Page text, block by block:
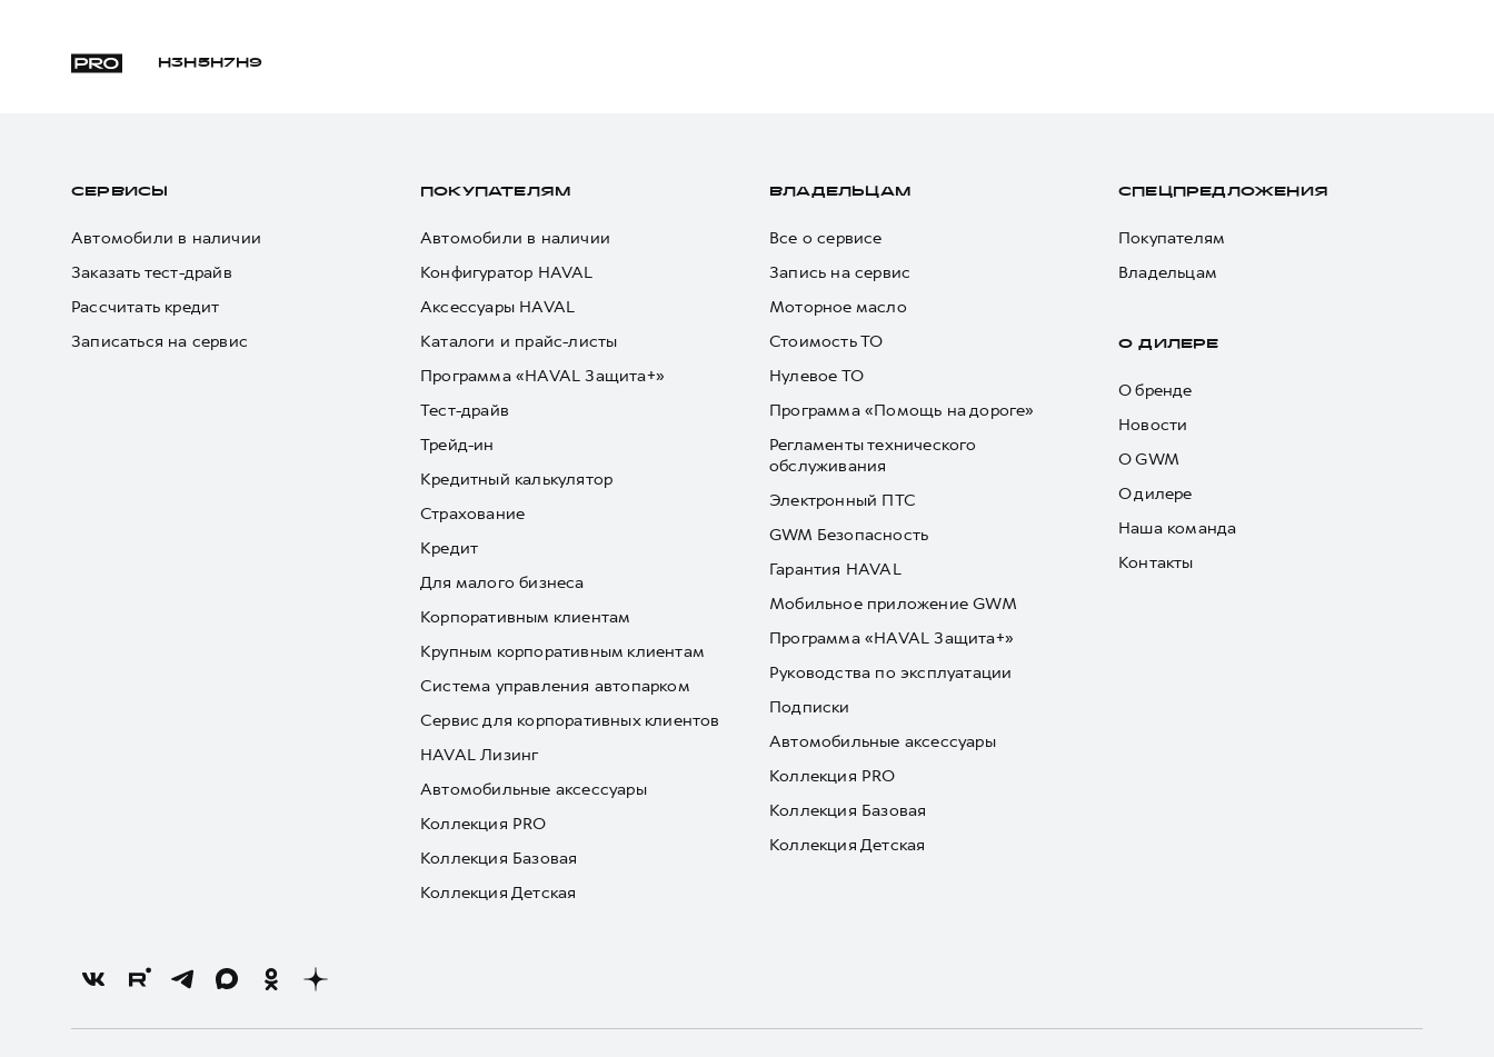
H3 H5H7 H9
СЕРВИСЫ
Автомобили в наличии
Заказать тест-драйв
Рассчитать кредит
Записаться на сервис
ПОКУПАТЕЛЯМ
Автомобили в наличии
Конфигуратор HAVAL
Аксессуары HAVAL
Каталоги и прайс-листы
Программа «HAVAL Защита+»
Тест-драйв
Трейд-ин
Кредитный калькулятор
Страхование
Кредит
Для малого бизнеса
Корпоративным клиентам
Крупным корпоративным клиентам
Система управления автопарком
Сервис для корпоративных клиентов
HAVAL Лизинг
Автомобильные аксессуары
Коллекция PRO
Коллекция Базовая
Коллекция Детская
ВЛАДЕЛЬЦАМ
Все о сервисе
Запись на сервис
Моторное масло
Стоимость ТО
Нулевое ТО
Программа «Помощь на дороге»
Регламенты технического
обслуживания
Электронный ПТС
GWM Безопасность
Гарантия HAVAL
Мобильное приложение GWM
Программа «HAVAL Защита+»
Руководства по эксплуатации
Подписки
Автомобильные аксессуары
Коллекция PRO
Коллекция Базовая
Коллекция Детская
СПЕЦПРЕДЛОЖЕНИЯ
Покупателям
Владельцам
О ДИЛЕРЕ
О бренде
Новости
О GWM
О дилере
Наша команда
Контакты